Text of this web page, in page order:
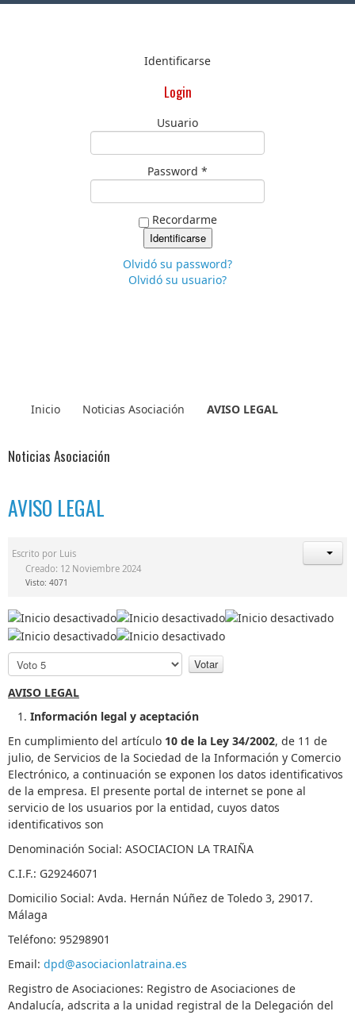
Identificarse
Login
Usuario
Password *
Recordarme
Olvidó su password?
Olvidó su usuario?
Inicio Noticias Asociación AVISO LEGAL
Noticias Asociación
AVISO LEGAL
Escrito por Luis
Creado: 12 Noviembre 2024
Visto: 4071
o
r
v
o
r
,
v
o
e
AVISO LEGAL
Información legal y aceptación
En cumplimiento del artículo 10 de la Ley 34/2002, de 11 de
julio, de Servicios de la Sociedad de la Información y Comercio
Electrónico, a continuación se exponen los datos identificativos
de la empresa. El presente portal de internet se pone al
servicio de los usuarios por la entidad, cuyos datos
identificativos son
Denominación Social: ASOCIACION LA TRAIÑA
C.I.F.: G29246071
Domicilio Social: Avda. Hernán Núñez de Toledo 3, 29017.
Málaga
Teléfono: 95298901
Email: dpd@asociacionlatraina.es
Registro de Asociaciones: Registro de Asociaciones de
Andalucía, adscrita a la unidad registral de la Delegación del